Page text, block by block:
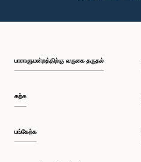
பாராளுமன்றத்திற்கு வருகை தருதல்
கற்க
பங்கேற்க